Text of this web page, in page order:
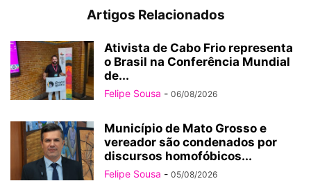
Artigos Relacionados
Ativista de Cabo Frio representa
o Brasil na Conferência Mundial
de...
Felipe Sousa - 06/08/2026
Município de Mato Grosso e
vereador são condenados por
discursos homofóbicos...
Felipe Sousa - 05/08/2026